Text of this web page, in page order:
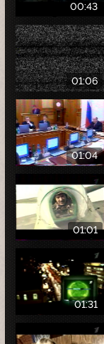
00:43
01:06
01:04
01:01
01:31